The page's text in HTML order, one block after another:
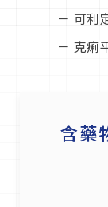
－ 可利
－ 克痢
含藥